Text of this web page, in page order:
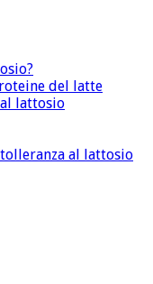
del latte
lattosio
al lattosio